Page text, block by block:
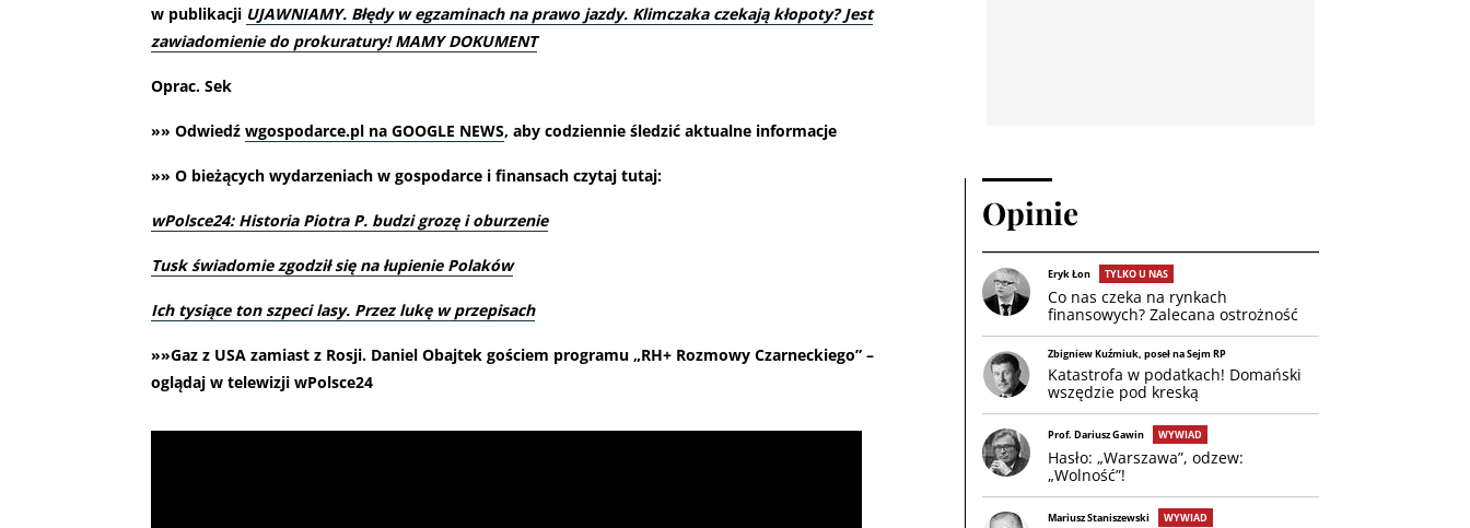
w publikacji UJAWNIAMY. Błędy w egzaminach na prawo jazdy. Klimczaka czekają kłopoty? Jest
zawiadomienie do prokuratury! MAMY DOKUMENT
Oprac. Sek
»» Odwiedź wgospodarce.pl na GOOGLE NEWS, aby codziennie śledzić aktualne informacje
»» O bieżących wydarzeniach w gospodarce i finansach czytaj tutaj:
wPolsce24: Historia Piotra P. budzi grozę i oburzenie
Tusk świadomie zgodził się na łupienie Polaków
Ich tysiące ton szpeci lasy. Przez lukę w przepisach
»»Gaz z USA zamiast z Rosji. Daniel Obajtek gościem programu „RH+ Rozmowy Czarneckiego” –
oglądaj w telewizji wPolsce24
Opinie
Eryk Łon TYLKO U NAS
Co nas czeka na rynkach
finansowych? Zalecana ostrożność
Zbigniew Kuźmiuk, poseł na Sejm RP
Katastrofa w podatkach! Domański
wszędzie pod kreską
Prof. Dariusz Gawin WYWIAD
Hasło: „Warszawa”, odzew:
„Wolność”!
Mariusz Staniszewski WYWIAD